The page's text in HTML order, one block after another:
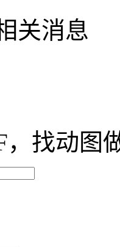
关消息
，找动图